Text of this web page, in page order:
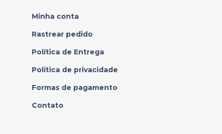
Minha conta
Rastrear pedido
Política de Entrega
Política de privacidade
Formas de pagamento
Contato